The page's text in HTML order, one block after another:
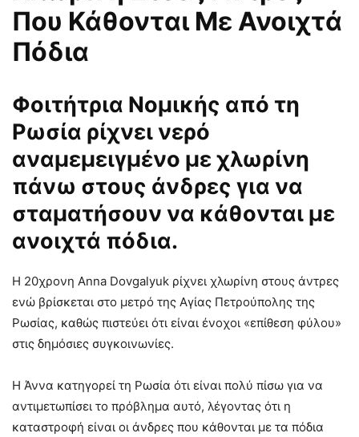
Που Κάθονται Με Ανοιχτά
Πόδια
Φοιτήτρια Νομικής από τη
Ρωσία ρίχνει νερό
αναμεμειγμένο με χλωρίνη
πάνω στους άνδρες για να
σταματήσουν να κάθονται με
ανοιχτά πόδια.
Η 20χρονη Anna Dovgalyuk ρίχνει χλωρίνη στους άντρες
ενώ βρίσκεται στο μετρό της Αγίας Πετρούπολης της
Ρωσίας, καθώς πιστεύει ότι είναι ένοχοι «επίθεση φύλου»
στις δημόσιες συγκοινωνίες.
Η Άννα κατηγορεί τη Ρωσία ότι είναι πολύ πίσω για να
αντιμετωπίσει το πρόβλημα αυτό, λέγοντας ότι η
καταστροφή είναι οι άνδρες που κάθονται με τα πόδια